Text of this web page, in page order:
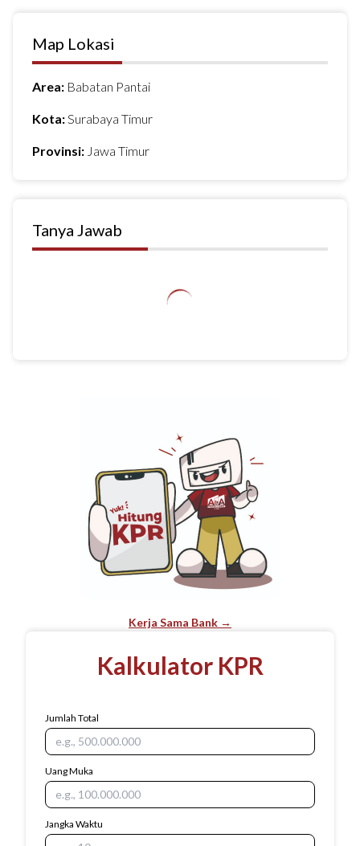
Kerja Sama Bank →
Kalkulator KPR
Jumlah Total
Uang Muka
Jangka Waktu
Map Lokasi
Area: Babatan Pantai
Kota:Surabaya Timur
Provinsi: Jawa Timur
Tanya Jawab